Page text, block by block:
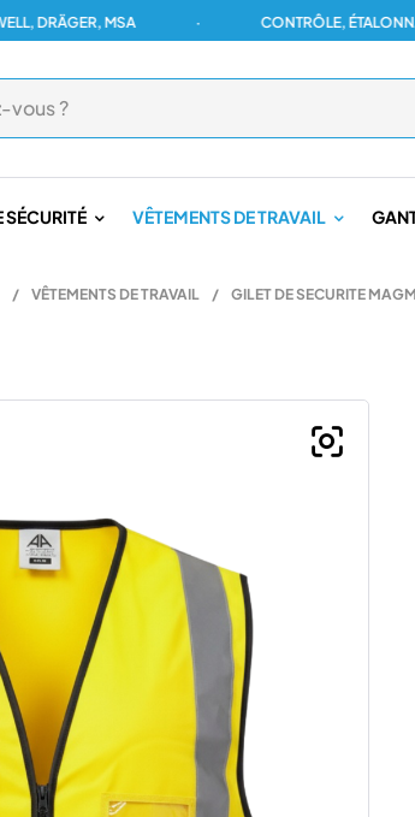
MSA CONTRÔLE, ÉTALONNAGE
SÉCURITÉ VÊTEMENTS DE TRAVAIL
/ VÊTEMENTS DE TRAVAIL / GILET DE SECURITE